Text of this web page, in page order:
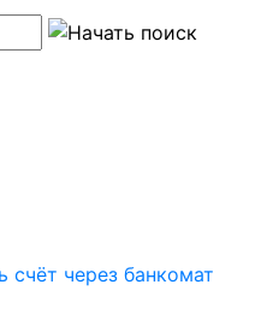
счёт через банкомат